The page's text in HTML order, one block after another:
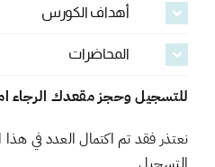
أهداف الكورس
المحاضرات
للتسجيل وحجز مقعدك الرجاء
نعتذر فقد تم اكتمال العدد في